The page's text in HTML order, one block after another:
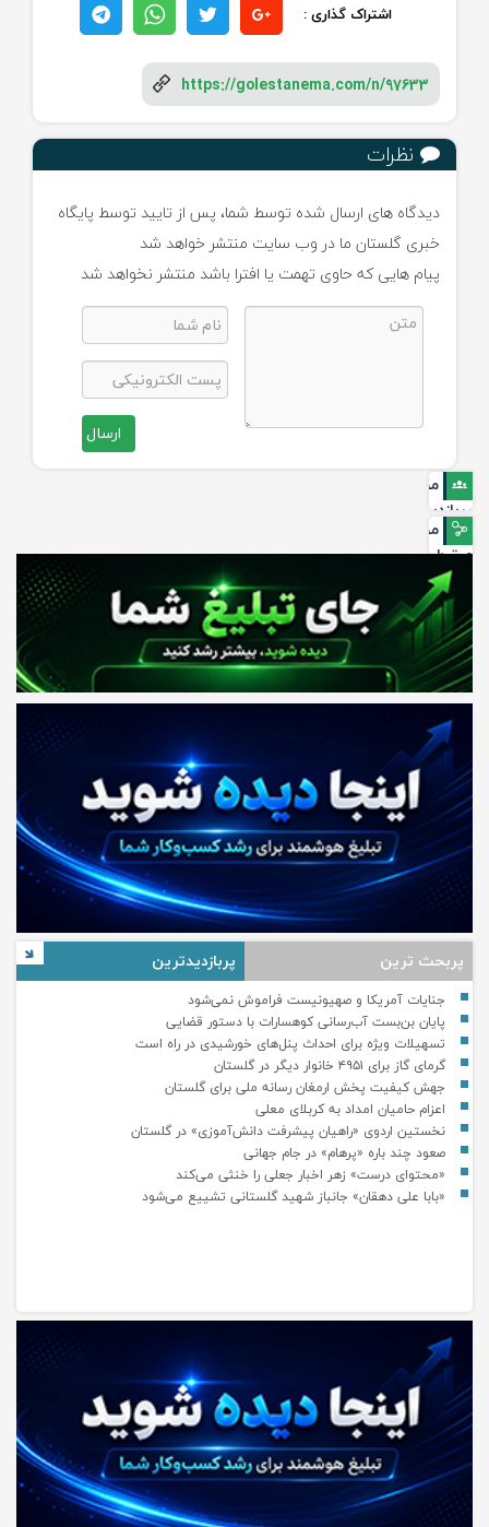
اشتراک گذاری :
https://golestanema.com/n/97633
نظرات
دیدگاه های ارسال شده توسط شما، پس از تایید توسط پایگاه
خبری گلستان ما در وب سایت منتشر خواهد شد
پیام هایی که حاوی تهمت یا افترا باشد منتشر نخواهد شد
ارسال
مطالب
پربازدید
مطالب
مرتبط
پربازدیدترین پربحث ترین
جنایات آمریکا و صهیونیست فراموش نمی‌شود
پایان بن‌بست آب‌رسانی کوهسارات با دستور قضایی
تسهیلات ویژه برای احداث پنل‌های خورشیدی در راه است
گرمای گاز برای ۴۹۵۱ خانوار دیگر در گلستان
جهش کیفیت پخش ارمغان رسانه ملی برای گلستان
اعزام حامیان امداد به کربلای معلی
نخستین اردوی «راهیان پیشرفت دانش‌آموزی» در گلستان
صعود چند باره «پرهام» در جام جهانی
«محتوای درست» زهر اخبار جعلی را خنثی می‌کند
«بابا علی دهقان» جانباز شهید گلستانی تشییع می‌شود